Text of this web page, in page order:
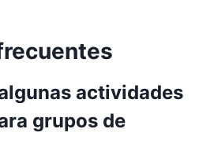
actividades
grupos de